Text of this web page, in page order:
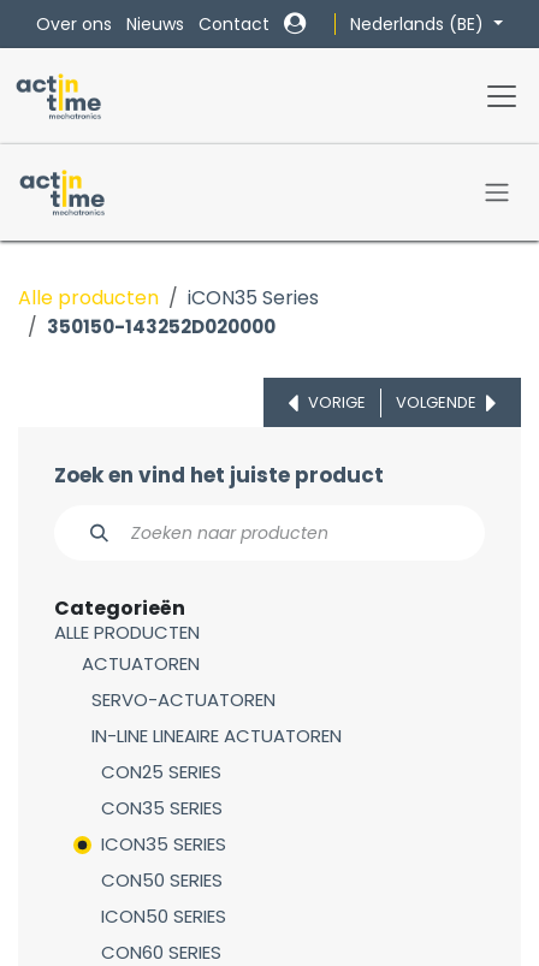
Overslaan naar inhoud
Over ons Nieuws Contact Nederlands (BE)
Alle producten iCON35 Series
350150-143252D020000
VORIGE VOLGENDE
Zoek en vind het juiste product
Categorieën
ALLE PRODUCTEN
ACTUATOREN
SERVO-ACTUATOREN
IN-LINE LINEAIRE ACTUATOREN
CON25 SERIES
CON35 SERIES
ICON35 SERIES
CON50 SERIES
ICON50 SERIES
CON60 SERIES